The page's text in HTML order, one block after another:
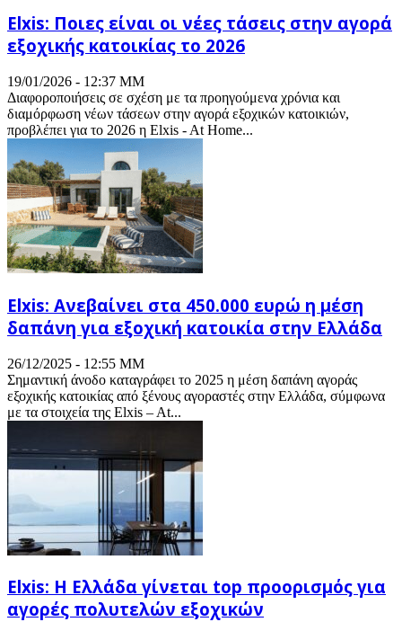
Elxis: Ποιες είναι οι νέες τάσεις στην αγορά
εξοχικής κατοικίας το 2026
19/01/2026 - 12:37 ΜΜ
Διαφοροποιήσεις σε σχέση με τα προηγούμενα χρόνια και
διαμόρφωση νέων τάσεων στην αγορά εξοχικών κατοικιών,
προβλέπει για το 2026 η Elxis - At Home...
Elxis: Ανεβαίνει στα 450.000 ευρώ η μέση
δαπάνη για εξοχική κατοικία στην Ελλάδα
26/12/2025 - 12:55 ΜΜ
Σημαντική άνοδο καταγράφει το 2025 η μέση δαπάνη αγοράς
εξοχικής κατοικίας από ξένους αγοραστές στην Ελλάδα, σύμφωνα
με τα στοιχεία της Elxis – At...
Elxis: Η Ελλάδα γίνεται top προορισμός για
αγορές πολυτελών εξοχικών